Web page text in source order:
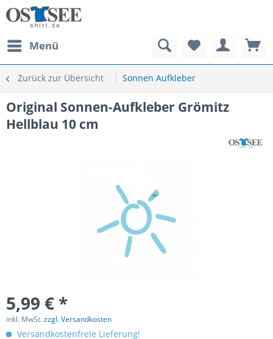
Menü
Zurück zur Übersicht Sonnen Aufkleber
Original Sonnen-Aufkleber Grömitz
Hellblau 10 cm
5,99 € *
inkl. MwSt.zzgl. Versandkosten
Versandkostenfreie Lieferung!